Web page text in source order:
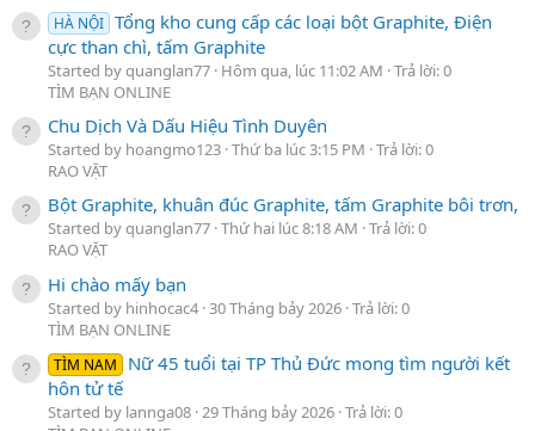
HÀ NỘI Tổng kho cung cấp các loại bột Graphite, Điện
cực than chì, tấm Graphite
Started by quanglan77 Hôm qua, lúc 11:02 AM Trả lời: 0
TÌM BẠN ONLINE
Chu Dịch Và Dấu Hiệu Tình Duyên
Started by hoangmo123 Thứ ba lúc 3:15 PM Trả lời: 0
RAO VẶT
Bột Graphite, khuân đúc Graphite, tấm Graphite bôi trơn,
Started by quanglan77 Thứ hai lúc 8:18 AM Trả lời: 0
RAO VẶT
Hi chào mấy bạn
Started by hinhocac4 30 Tháng bảy 2026 Trả lời: 0
TÌM BẠN ONLINE
TÌM NAM
Nữ 45 tuổi tại TP Thủ Đức mong tìm người kết
hôn tử tế
Started by lannga08 29 Tháng bảy 2026 Trả lời: 0